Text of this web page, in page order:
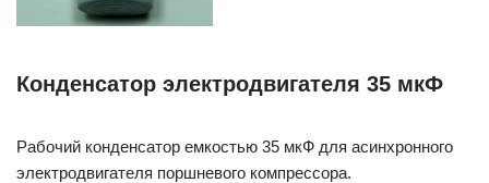
Конденсатор электродвигателя 35 мкФ
Рабочий конденсатор емкостью 35 мкФ для асинхронного
электродвигателя поршневого компрессора.